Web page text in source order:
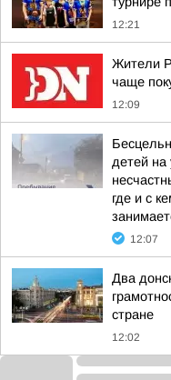
12:21
Жители
чаще
12:09
детей
где и с
12:07
Два
стране
12:02